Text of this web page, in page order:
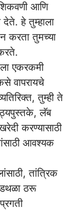
आणि
देते. हे तुम्हाला
न करता तुमच्या
एकरकमी
वापरायचे
तुम्ही ते
लॅब
करण्यासाठी
आवश्यक
तांत्रिक
ठरू